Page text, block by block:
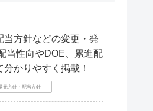
当方針などの変更・発
当性向やDOE、累進配
かりやすく掲載！
元方針・配当方針